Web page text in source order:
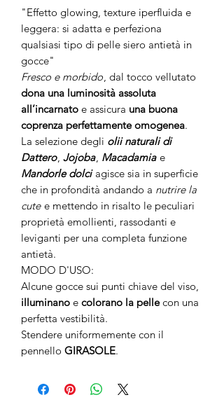
"Effetto glowing, texture iperfluida e
leggera: si adatta e perfeziona
qualsiasi tipo di pelle siero antietà in
gocce"
Fresco e morbido , dal tocco vellutato
dona una luminosità assoluta
all’incarnato e assicura una buona
coprenza perfettamente omogenea.
La selezione degli olii naturali di
Dattero Jojoba Macadamia e
Mandorle dolciagisce sia in superficie
che in profondità andando a nutrire la
cute e mettendo in risalto le peculiari
proprietà emollienti, rassodanti e
leviganti per una completa funzione
antietà.
MODO D'USO:
Alcune gocce sui punti chiave del viso,
illuminano e colorano la pellecon una
perfetta vestibilità.
Stendere uniformemente con il
pennello GIRASOLE.